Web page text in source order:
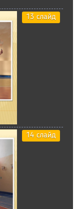
13 слайд
14 слайд